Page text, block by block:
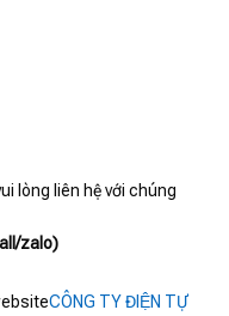
lòng liên hệ với chúng
zalo)
CÔNG TY ĐIỆN TỰ